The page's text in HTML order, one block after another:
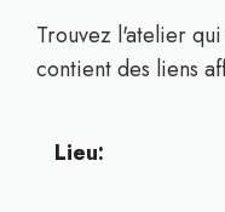
Trouvez l'atelier
contient des liens
Lieu: